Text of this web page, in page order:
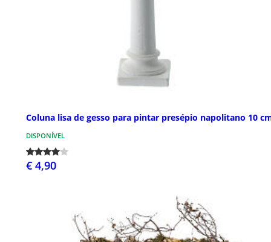
Coluna lisa de gesso para pintar presépio napolitano 10
DISPONÍVEL
€ 4,90